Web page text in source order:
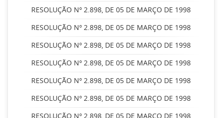
RESOLUÇÃO Nº 2.898, DE 05 DE MARÇO DE 1998
RESOLUÇÃO Nº 2.898, DE 05 DE MARÇO DE 1998
RESOLUÇÃO Nº 2.898, DE 05 DE MARÇO DE 1998
RESOLUÇÃO Nº 2.898, DE 05 DE MARÇO DE 1998
RESOLUÇÃO Nº 2.898, DE 05 DE MARÇO DE 1998
RESOLUÇÃO Nº 2.898, DE 05 DE MARÇO DE 1998
RESOLUÇÃO Nº 2.898, DE 05 DE MARÇO DE 1998